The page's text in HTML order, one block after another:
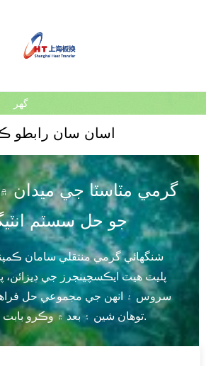
گھر
اسان سان رابطو
گرمي مٽاسٽا جي ميدان
جو حل سسٽم
شنگھائي گرمي منتقلي سامان
پليٽ هيٽ ايڪسچينجرز جي ڊيزائن،
سروس ۽ انهن جي مجموعي حل
توهان شين ۽ بعد ۾ وڪرو بابت پريشان نه ٿي سگهو.